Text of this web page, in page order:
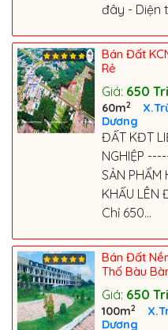
đây - Diện
Bán Đất
Rẻ
Giá: 650
60m2
Dương
ĐẤT KĐT
NGHIỆP
SẢN PHẨM
KHẤU
Chỉ 650...
Bán Đất
Thố Bàu
Giá: 650
100m2
Dương